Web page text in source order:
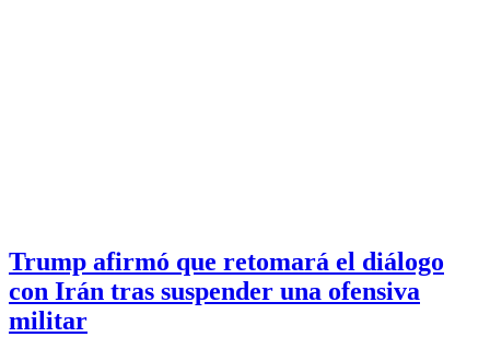
Trump afirmó que retomará el diálogo
con Irán tras suspender una ofensiva
militar